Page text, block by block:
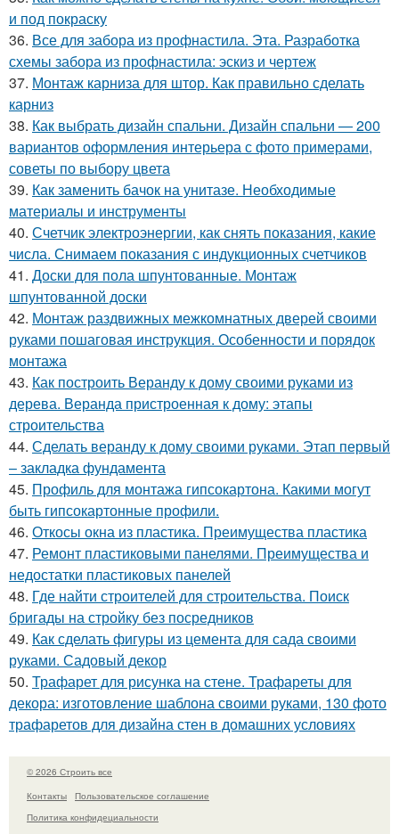
и под покраску
36. Все для забора из профнастила. Эта. Разработка
схемы забора из профнастила: эскиз и чертеж
37. Монтаж карниза для штор. Как правильно сделать
карниз
38. Как выбрать дизайн спальни. Дизайн спальни — 200
вариантов оформления интерьера с фото примерами,
советы по выбору цвета
39. Как заменить бачок на унитазе. Необходимые
материалы и инструменты
40. Счетчик электроэнергии, как снять показания, какие
числа. Снимаем показания с индукционных счетчиков
41. Доски для пола шпунтованные. Монтаж
шпунтованной доски
42. Монтаж раздвижных межкомнатных дверей своими
руками пошаговая инструкция. Особенности и порядок
монтажа
43. Как построить Веранду к дому своими руками из
дерева. Веранда пристроенная к дому: этапы
строительства
44. Сделать веранду к дому своими руками. Этап первый
– закладка фундамента
45. Профиль для монтажа гипсокартона. Какими могут
быть гипсокартонные профили.
46. Откосы окна из пластика. Преимущества пластика
47. Ремонт пластиковыми панелями. Преимущества и
недостатки пластиковых панелей
48. Где найти строителей для строительства. Поиск
бригады на стройку без посредников
49. Как сделать фигуры из цемента для сада своими
руками. Садовый декор
50. Трафарет для рисунка на стене. Трафареты для
декора: изготовление шаблона своими руками, 130 фото
трафаретов для дизайна стен в домашних условиях
© 2026 Строить все
Контакты
Пользовательское соглашение
Политика конфидециальности